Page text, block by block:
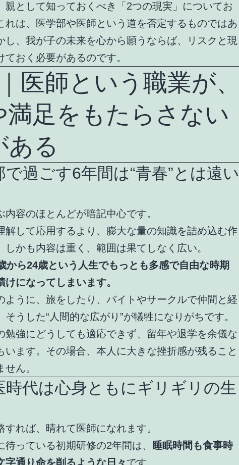
親として知っておくべき「2つの現実」についてお
れは、医学部や医師という道を否定するものではあ
し、我が子の未来を心から願うならば、リスクと現
ておく必要があるのです。
医師という職業が、
満足をもたらさない
ある
で過ごす6年間は“青春”とは遠い
内容のほとんどが暗記中心です。
解して応用するより、膨大な量の知識を詰め込む作
しかも内容は重く、範囲は果てしなく広い。
から24歳という人生でもっとも多感で自由な時期
けになってしまいます。
ように、旅をしたり、バイトやサークルで仲間と経
うした“人間的な広がり”が犠牲になりがちです。
勉強にどうしても適応できず、留年や退学を余儀な
います。その場合、本人に大きな挫折感が残ること
ん。
時代は心身ともにギリギリの生
すれば、晴れて医師になれます。
待っている初期研修の2年間は、
睡眠時間も食事時
字通り命を削るような日々です。